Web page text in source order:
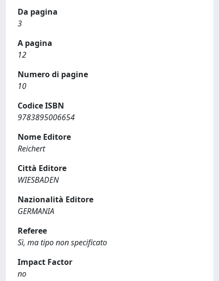
Da pagina
3
A pagina
12
Numero di pagine
10
Codice ISBN
9783895006654
Nome Editore
Reichert
Città Editore
WIESBADEN
Nazionalità Editore
GERMANIA
Referee
Sì, ma tipo non specificato
Impact Factor
no